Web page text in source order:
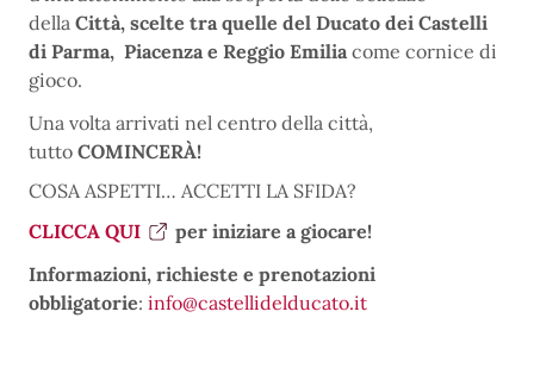
della Città, scelte tra quelle del Ducato dei Castelli
di Parma, Piacenza e Reggio Emilia come cornice di
gioco.
Una volta arrivati nel centro della città,
tutto COMINCERÀ!
COSA ASPETTI… ACCETTI LA SFIDA?
CLICCA QUI
per iniziare a giocare!
Informazioni, richieste e prenotazioni
obbligatorie: info@castellidelducato.it